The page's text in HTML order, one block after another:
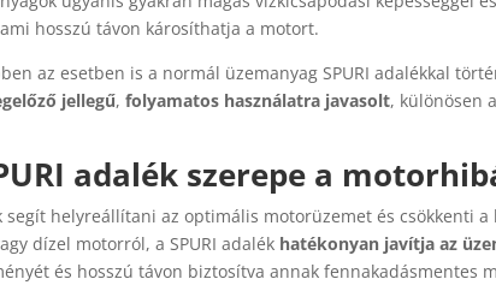
hosszú távon károsíthatja a motort.
az esetben is a normál üzemanyag SPURI adalékkal
jellegű,folyamatos használatra javasolt, különösen
adalék szerepe a
segít helyreállítani az optimális motorüzemet és csökkenti
dízel motorról, a SPURI adalék hatékonyan javítja az
és hosszú távon biztosítva annak fennakadásmentes